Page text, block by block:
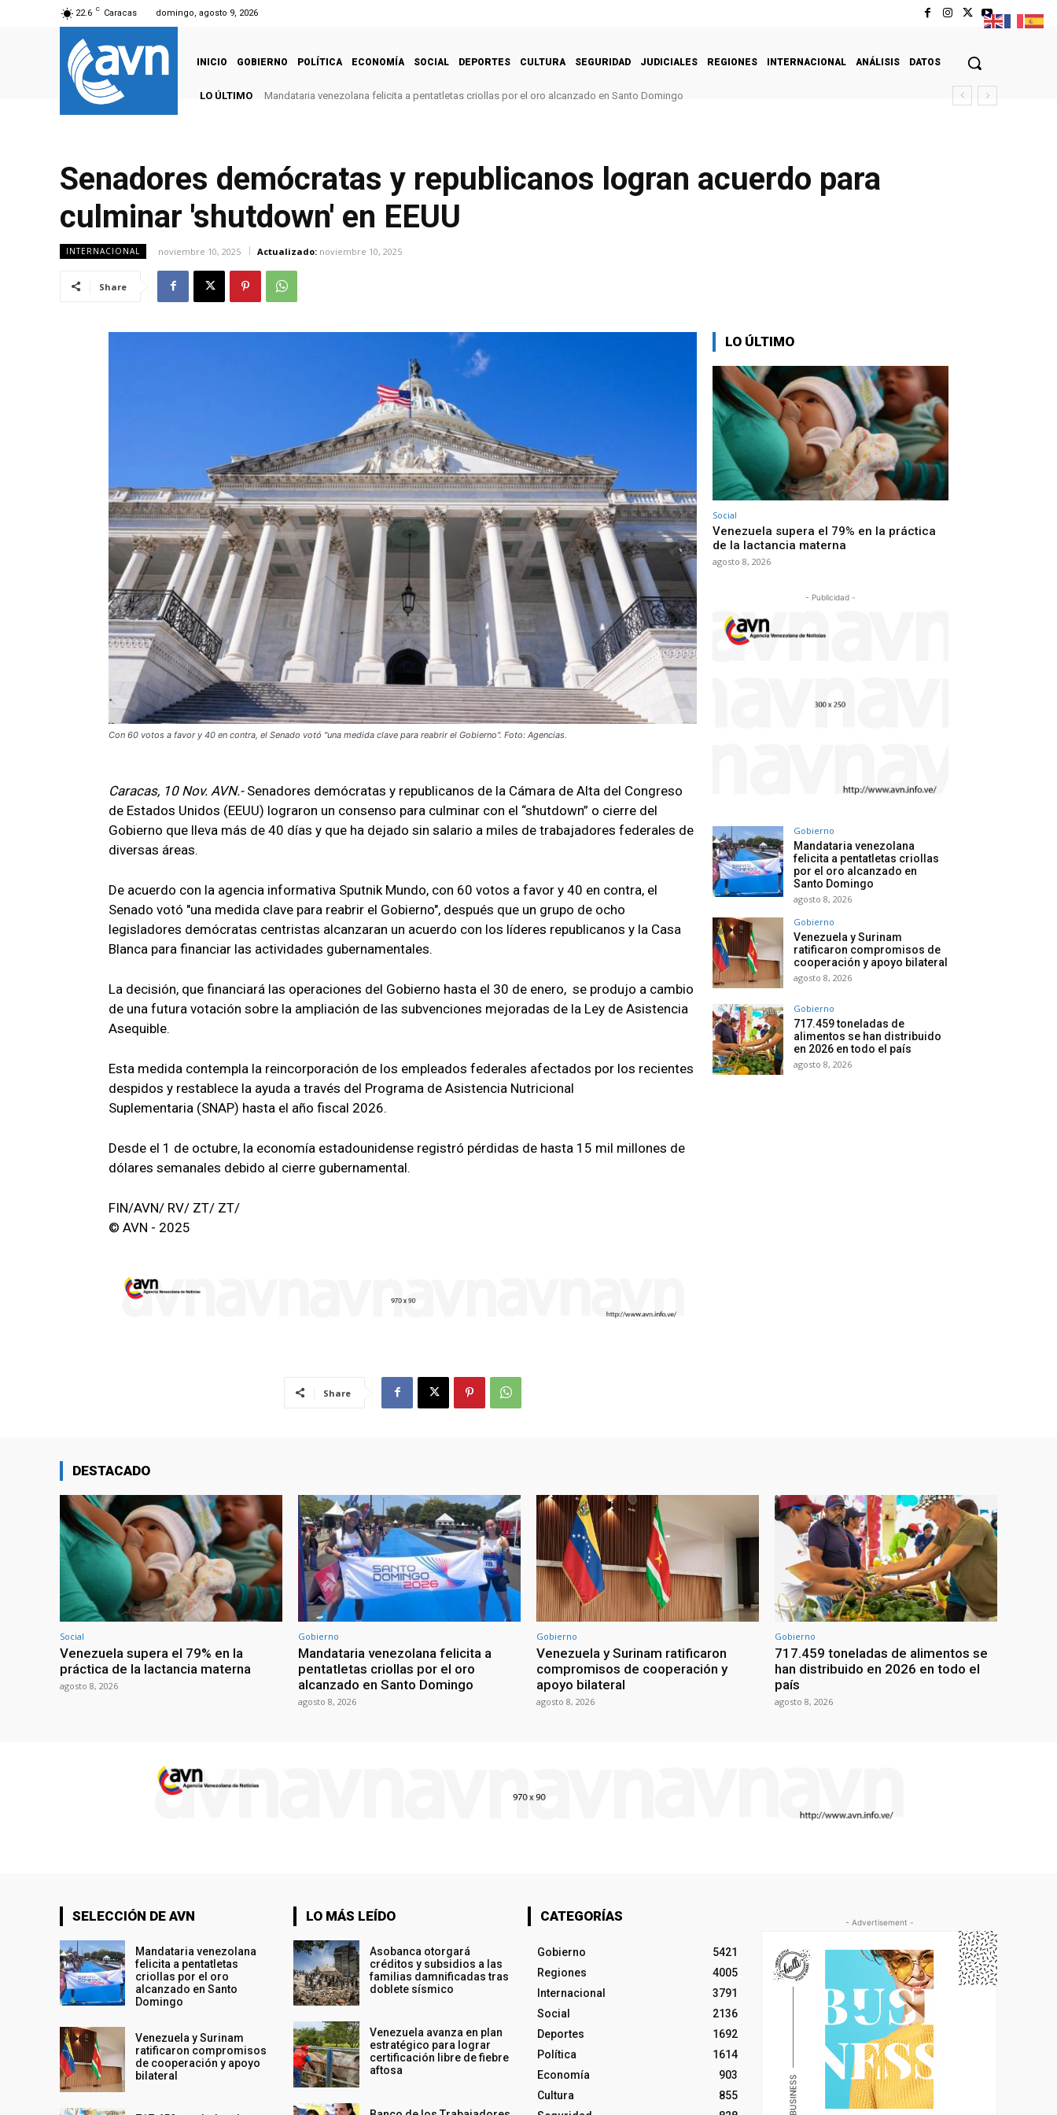
22.6 C Caracas domingo, agosto 9, 2026
INICIO GOBIERNO POLÍTICA ECONOMÍA SOCIAL DEPORTES CULTURA SEGURIDAD JUDICIALES REGIONES INTERNACIONAL ANÁLISIS DATOS
LO ÚLTIMO Mandataria venezolana felicita a pentatletas criollas por el oro alcanzado en Santo Domingo
Senadores demócratas y republicanos logran acuerdo para
culminar 'shutdown' en EEUU
INTERNACIONAL noviembre 10, 2025 Actualizado: noviembre 10, 2025
Share
Con 60 votos a favor y 40 en contra, el Senado votó "una medida clave para reabrir el Gobierno". Foto: Agencias.
Caracas, 10 Nov. AVN.- Senadores demócratas y republicanos de la Cámara de Alta del Congreso
de Estados Unidos (EEUU) lograron un consenso para culminar con el “shutdown” o cierre del
Gobierno que lleva más de 40 días y que ha dejado sin salario a miles de trabajadores federales de
diversas áreas.
De acuerdo con la agencia informativa Sputnik Mundo, con 60 votos a favor y 40 en contra, el
Senado votó "una medida clave para reabrir el Gobierno", después que un grupo de ocho
legisladores demócratas centristas alcanzaran un acuerdo con los líderes republicanos y la Casa
Blanca para financiar las actividades gubernamentales.
La decisión, que financiará las operaciones del Gobierno hasta el 30 de enero, se produjo a cambio
de una futura votación sobre la ampliación de las subvenciones mejoradas de la Ley de Asistencia
Asequible.
Esta medida contempla la reincorporación de los empleados federales afectados por los recientes
despidos y restablece la ayuda a través del Programa de Asistencia Nutricional
Suplementaria (SNAP) hasta el año fiscal 2026.
Desde el 1 de octubre, la economía estadounidense registró pérdidas de hasta 15 mil millones de
dólares semanales debido al cierre gubernamental.
FIN/AVN/ RV/ ZT/ ZT/
© AVN - 2025
Share
LO ÚLTIMO
Social
Venezuela supera el 79% en la práctica
de la lactancia materna
agosto 8, 2026
- Publicidad -
Gobierno
Mandataria venezolana
felicita a pentatletas criollas
por el oro alcanzado en
Santo Domingo
agosto 8, 2026
Gobierno
Venezuela y Surinam
ratificaron compromisos de
cooperación y apoyo bilateral
agosto 8, 2026
Gobierno
717.459 toneladas de
alimentos se han distribuido
en 2026 en todo el país
agosto 8, 2026
DESTACADO
Social
Venezuela supera el 79% en la
práctica de la lactancia materna
agosto 8, 2026
Gobierno
Mandataria venezolana felicita a
pentatletas criollas por el oro
alcanzado en Santo Domingo
agosto 8, 2026
Gobierno
Venezuela y Surinam ratificaron
compromisos de cooperación y
apoyo bilateral
agosto 8, 2026
Gobierno
717.459 toneladas de alimentos se
han distribuido en 2026 en todo el
país
agosto 8, 2026
SELECCIÓN DE AVN
Mandataria venezolana
felicita a pentatletas
criollas por el oro
alcanzado en Santo
Domingo
Venezuela y Surinam
ratificaron compromisos
de cooperación y apoyo
bilateral
LO MÁS LEÍDO
Asobanca otorgará
créditos y subsidios a las
familias damnificadas tras
doblete sísmico
Venezuela avanza en plan
estratégico para lograr
certificación libre de fiebre
aftosa
CATEGORÍAS
Gobierno
5421
Regiones
4005
Internacional
3791
Social
2136
Deportes
1692
Política
1614
Economía
903
Cultura
855
- Advertisement -